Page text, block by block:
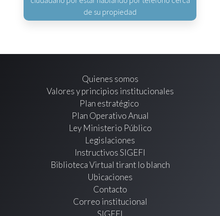
de su propiedad
Quienes somos
Valores y principios institucionales
Plan estratégico
Plan Operativo Anual
Ley Ministerio Público
Legislaciones
Instructivos SIGEFI
Biblioteca Virtual tirant lo blanch
Ubicaciones
Contacto
Correo institucional
SIGEFI